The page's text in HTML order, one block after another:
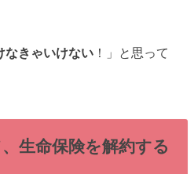
なきゃいけない ！」と思って
生命保険を解約する